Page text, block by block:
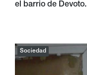
el barrio de Devoto.
Sociedad